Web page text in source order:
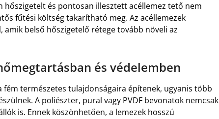
hőszigetelt és pontosan illesztett acéllemez tető nem
fűtési költség takarítható meg. Az acéllemezek
amik belső hőszigetelő rétege tovább növeli az
és védelemben
fém természetes tulajdonságaira építenek, ugyanis több
A poliészter, pural vagy PVDF bevonatok nemcsak
is. Ennek köszönhetően, a lemezek hosszú